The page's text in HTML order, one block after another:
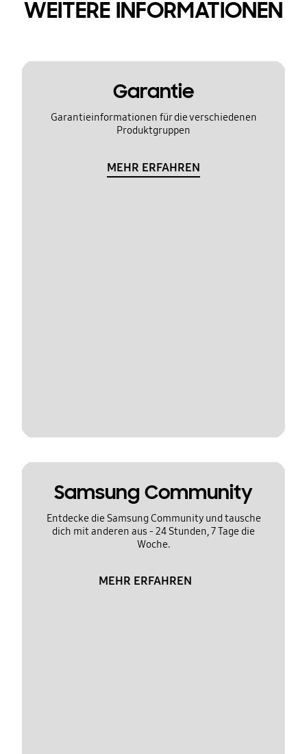
WEITERE INFORMATIONEN
Garantie
Garantieinformationen für die verschiedenen
Produktgruppen
MEHR ERFAHREN
Samsung Community
Entdecke die Samsung Community und tausche
dich mit anderen aus - 24 Stunden, 7 Tage die
Woche.
MEHR ERFAHREN